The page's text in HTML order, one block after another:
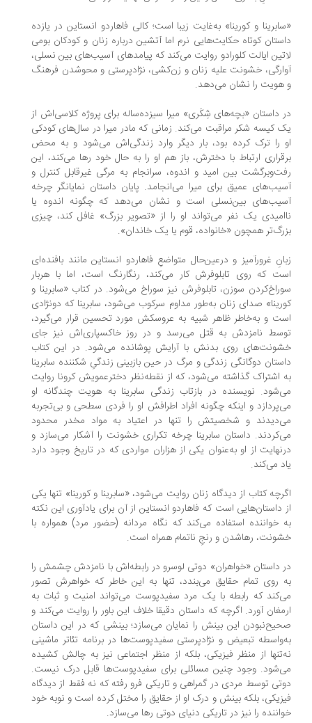
و کورینا» به‌غایت زیبا است؛ کالی فاهاردو انستاین در یازده
کوتاه حکایت‌هایی نرم اما آتشین درباره‌ زنان و کودکان بومی
ایالت کلورادو روایت می‌کند که پیامد‌های آسیب‌های بین نسلی،
خشونت علیه زنان و زن‌کشی، نژادپرستی و محوشدن فرهنگ
هویت را نشان می‌دهد.
داستان «بچه‌های شِکَری» میرا سیزده‌ساله برای پروژه کلاسی‌اش از
کیسه شکر مراقبت می‌کند. زمانی که مادر میرا در سال‌های کودکی
را ترک کرده بود، بار دیگر وارد زندگی‌اش می‌شود و به محض
ارتباط با دخترش، باز هم او را به حال خود رها می‌کند، این
بین امید و اندوه، سرانجام به مرگی غیرقابل کنترل و
عمیق برای میرا می‌انجامد. پایان داستان نمایانگر چرخه
بین‌نسلی است و نشان می‌دهد که چگونه اندوه یا
یک نفر می‌تواند او را از ‌‌«تصویر بزرگ» غافل کند، چیزی
همچون «خانواده، قوم یا یک خاندان».
غرورآمیز و درعین‌حال متواضعِ فاهاردو انستاین مانند بافنده‌ای
که روی تابلوفرش کار می‌کند، رنگارنگ است، اما با هربار
سوزن، تابلوفرش نیز سوراخ می‌شود. در کتاب «سابرینا و
صدای زنان به‌طور مداوم سرکوب می‌شود، سابرینا که دونژادی
و به‌خاطر ظاهر شبیه به عروسکش مورد تحسین قرار می‌گیرد،
نامزدش به قتل می‌رسد و در روز خاکسپاری‌اش نیز جای
روی بدنش با آرایش پوشانده می‌شود. در این کتاب
دوگانگی زندگی و مرگ در حین بازبینی زندگیِ شکننده سابرینا
اشتراک گذاشته می‌شود، که از نقطه‌نظر دخترعمویش کرونا روایت
نویسنده در بازتاب زندگی سابرینا به هویت چندگانه او
و اینکه چگونه افراد اطرافش او را فردی سطحی و بی‌تجربه
و شخصیتش را تنها در اعتیاد به مواد مخدر محدود
داستان سابرینا چرخه‌ تکراری خشونت را آشکار می‌سازد و
از او به‌عنوان یکی از هزاران مواردی که در تاریخ وجود دارد
می‌کند.
کتاب از دیدگاه زنان روایت می‌شود، «سابرینا و کورینا» تنها یکی
داستان‌هایی است که فاهاردو انستاین از آن برای یادآوری این نکته
خواننده استفاده می‌کند که نگاه مردانه (حضور مرد) همواره با
رهاشدن و رنجِ ناتمام همراه است.
داستان «خواهران» دوتی لوسرو در رابطه‌اش با نامزدش چشمش را
روی تمام حقایق می‌بندد، تنها به این خاطر که خواهرش تصور
که رابطه با یک مرد سفیدپوست می‌تواند امنیت و ثبات به
آورد. اگرچه که داستان دقیقا خلاف این باور را روایت می‌کند و
این بینش را نمایان می‌سازد؛ بینشی که در این داستان
تبعیض و نژادپرستی سفیدپوست‌ها در برنامه تئاتر ماشینی
از منظر فیزیکی، بلکه از منظر اجتماعی نیز به چالش کشیده
وجود چنين مسائلی برای سفیدپوست‌ها قابل درک نیست.
توسط مردی در گمراهی و تاریکی فرو رفته که نه فقط از دیدگاه
بلکه بینش و درک او از حقایق را مختل کرده است و نوبه خود
را نیز در تاریکی دنیای دوتی رها می‌سازد.